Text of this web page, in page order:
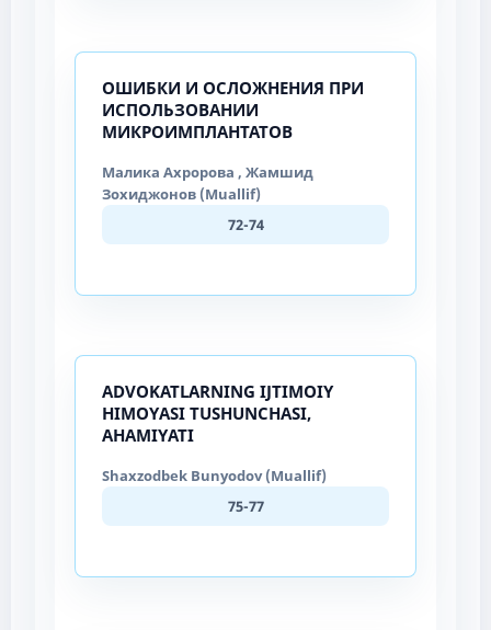
ОШИБКИ И ОСЛОЖНЕНИЯ ПРИ
ИСПОЛЬЗОВАНИИ
МИКРОИМПЛАНТАТОВ
Малика Ахророва , Жамшид
Зохиджонов (Muallif)
72-74
ADVOKATLARNING IJTIMOIY
HIMOYASI TUSHUNCHASI,
AHAMIYATI
Shaxzodbek Bunyodov (Muallif)
75-77